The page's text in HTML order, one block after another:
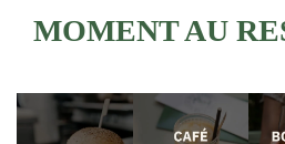
MOMENT AU